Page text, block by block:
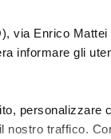
via Enrico
informare gli
personalizzare
nostro traffico.